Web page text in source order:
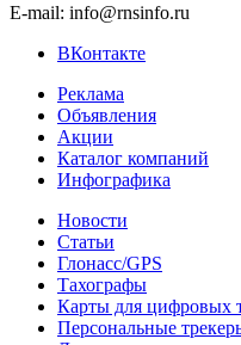
E-mail: info@rnsinfo.ru
ВКонтакте
Реклама
Объявления
Акции
Каталог компаний
Инфографика
Новости
Статьи
Глонасс/GPS
Тахографы
Карты для цифровых
Персональные